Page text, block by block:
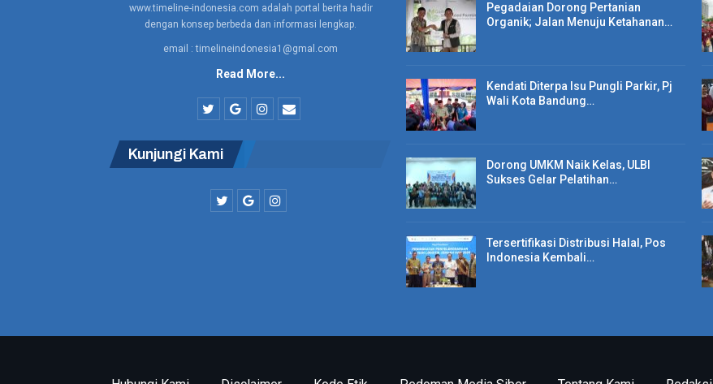
www.timeline-indonesia.com adalah portal berita hadir
dengan konsep berbeda dan informasi lengkap.
email : timelineindonesia1@gmal.com
Read More...
Kunjungi Kami
Pegadaian Dorong Pertanian
Organik; Jalan Menuju Ketahanan…
Kendati Diterpa Isu Pungli Parkir, Pj
Wali Kota Bandung…
Dorong UMKM Naik Kelas, ULBI
Sukses Gelar Pelatihan…
Tersertifikasi Distribusi Halal, Pos
Indonesia Kembali…